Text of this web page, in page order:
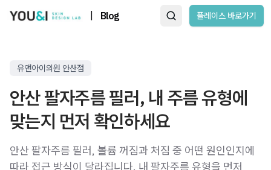
Blog 플레이스 바로가기
유앤아이의원 안산점
안산 팔자주름 필러, 내 주름 유형에
맞는지 먼저 확인하세요
안산 팔자주름 필러, 볼륨 꺼짐과 처짐 중 어떤 원인인지에
따라 접근 방식이 달라집니다. 내 팔자주름 유형을 먼저